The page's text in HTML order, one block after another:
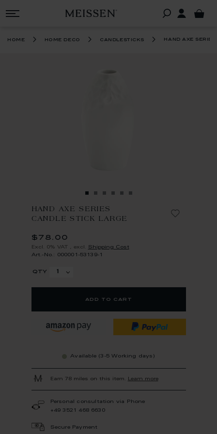
home home deco candlesticks hand axe
HAND AXE SERIES
CANDLE STICK LARGE
$78.00
Excl. 0% VAT excl. Shipping Cost
Art.-No.: 000001-53139-1
qty
add to cart
Available (3-5 Working days)
Earn 78 miles on this item. Learn more
Personal consultation via Phone
+49 3521 468 6630
Secure Payment